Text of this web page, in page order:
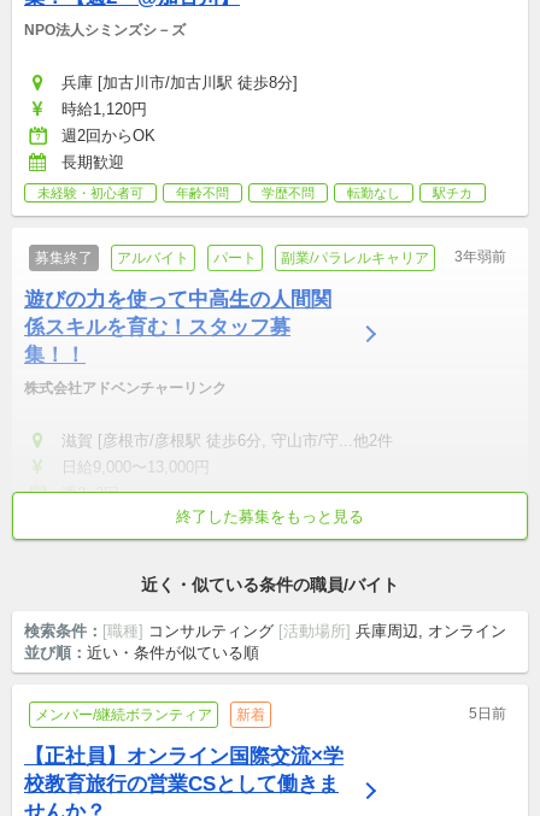
NPO法人シミンズシ－ズ
兵庫 [加古川市/加古川駅 徒歩8分]
時給1,120円
週2回からOK
長期歓迎
未経験・初心者可 年齢不問 学歴不問 転勤なし 駅チカ
募集終了 アルバイト パート 副業/パラレルキャリア 3年弱前
遊びの力を使って中高生の人間関
係スキルを育む！スタッフ募
集！！
株式会社アドベンチャーリンク
滋賀 [彦根市/彦根駅 徒歩6分, 守山市/守...他2件
日給9,000〜13,000円
週2~3回
未経験・初心者可 学歴不問
マイカー通勤可
終了した募集をもっと見る
近く・似ている条件の職員/バイト
検索条件： [職種] コンサルティング [活動場所] 兵庫周辺, オンライン
並び順： 近い・条件が似ている順
メンバー/継続ボランティア 新着 5日前
【正社員】オンライン国際交流×学
校教育旅行の営業CSとして働きま